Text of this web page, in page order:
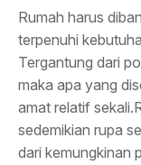
Rumah harus
terpenuhi
Tergantung dari
maka apa yang
amat relatif
sedemikian rupa
dari kemungkinan